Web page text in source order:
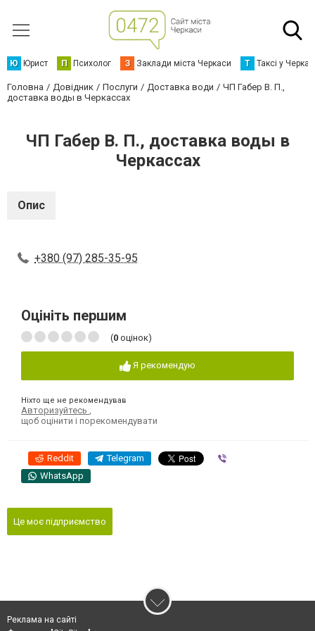
Ю Юрист П Психолог З Заклади міста Черкаси Т Таксі у
Головна Довідник Послуги Доставка води
ЧП Габер В. П.,
доставка воды в Черкассах
ЧП Габер В. П., доставка воды в
Черкассах
Опис
+380 (97) 285-35-95
Оцініть першим
(0 оцінок)
Я рекомендую
Ніхто ще не рекомендував
Авторизуйтесь
щоб оцінити і порекомендувати
Reddit Telegram
WhatsApp
Це моє підприємство
Реклама на сайті